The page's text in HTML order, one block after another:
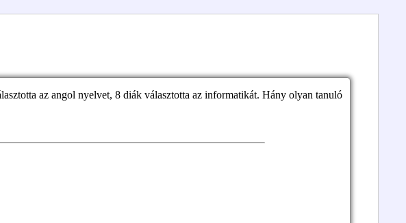
az angol nyelvet, 8 diák választotta az informatikát. Hány olyan tanuló